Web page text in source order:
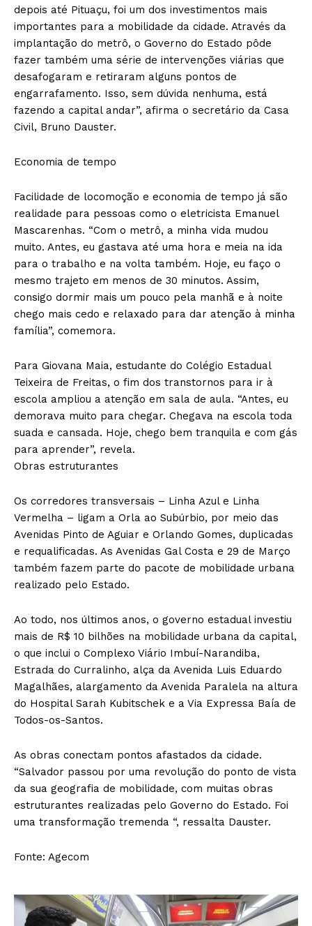
depois até Pituaçu, foi um dos investimentos mais
importantes para a mobilidade da cidade. Através da
implantação do metrô, o Governo do Estado pôde
fazer também uma série de intervenções viárias que
desafogaram e retiraram alguns pontos de
engarrafamento. Isso, sem dúvida nenhuma, está
fazendo a capital andar”, afirma o secretário da Casa
Civil, Bruno Dauster.
Economia de tempo
Facilidade de locomoção e economia de tempo já são
realidade para pessoas como o eletricista Emanuel
Mascarenhas. “Com o metrô, a minha vida mudou
muito. Antes, eu gastava até uma hora e meia na ida
para o trabalho e na volta também. Hoje, eu faço o
mesmo trajeto em menos de 30 minutos. Assim,
consigo dormir mais um pouco pela manhã e à noite
chego mais cedo e relaxado para dar atenção à minha
família”, comemora.
Para Giovana Maia, estudante do Colégio Estadual
Teixeira de Freitas, o fim dos transtornos para ir à
escola ampliou a atenção em sala de aula. “Antes, eu
demorava muito para chegar. Chegava na escola toda
suada e cansada. Hoje, chego bem tranquila e com gás
para aprender”, revela.
Obras estruturantes
Os corredores transversais – Linha Azul e Linha
Vermelha – ligam a Orla ao Subúrbio, por meio das
Avenidas Pinto de Aguiar e Orlando Gomes, duplicadas
e requalificadas. As Avenidas Gal Costa e 29 de Março
também fazem parte do pacote de mobilidade urbana
realizado pelo Estado.
Ao todo, nos últimos anos, o governo estadual investiu
mais de R$ 10 bilhões na mobilidade urbana da capital,
o que inclui o Complexo Viário Imbuí-Narandiba,
Estrada do Curralinho, alça da Avenida Luis Eduardo
Magalhães, alargamento da Avenida Paralela na altura
do Hospital Sarah Kubitschek e a Via Expressa Baía de
Todos-os-Santos.
As obras conectam pontos afastados da cidade.
“Salvador passou por uma revolução do ponto de vista
da sua geografia de mobilidade, com muitas obras
estruturantes realizadas pelo Governo do Estado. Foi
uma transformação tremenda “, ressalta Dauster.
Fonte: Agecom